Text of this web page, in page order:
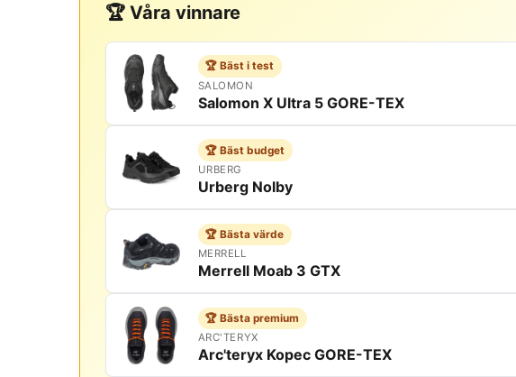
🏆 Våra vinnare
🏆 Bäst i test
SALOMON
Salomon X Ultra 5 GORE-TEX
🏆 Bäst budget
URBERG
Urberg Nolby
🏆 Bästa värde
MERRELL
Merrell Moab 3 GTX
🏆 Bästa premium
ARC'TERYX
Arc'teryx Kopec GORE-TEX